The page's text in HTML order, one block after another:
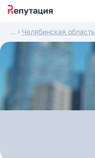
Челябинская область